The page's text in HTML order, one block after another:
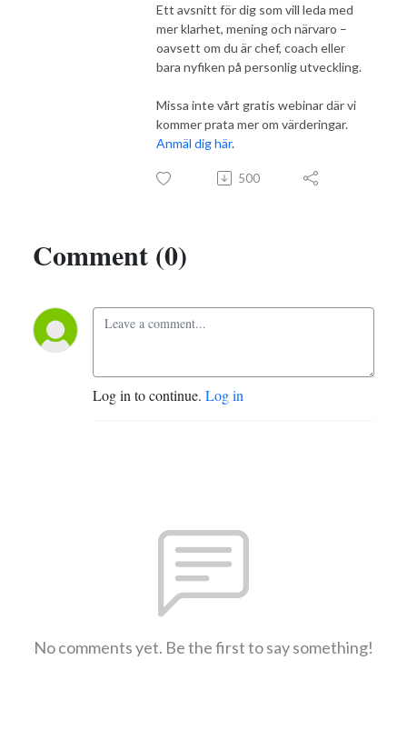
Ett avsnitt för dig som vill leda med
mer klarhet, mening och närvaro –
oavsett om du är chef, coach eller
bara nyfiken på personlig utveckling.
Missa inte vårt gratis webinar där vi
kommer prata mer om värderingar.
Anmäl dig här.
500
Comment (0)
Log in to continue. Log in
No comments yet. Be the first to say something!